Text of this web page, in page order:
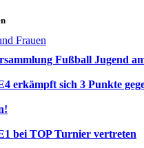
Frauen
Fußball Jugend
erkämpft sich 3 Punkte
bei TOP Turnier vertreten